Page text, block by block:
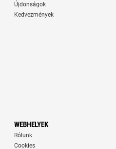
Újdonságok
Kedvezmények
WEBHELYEK
Rólunk
Cookies